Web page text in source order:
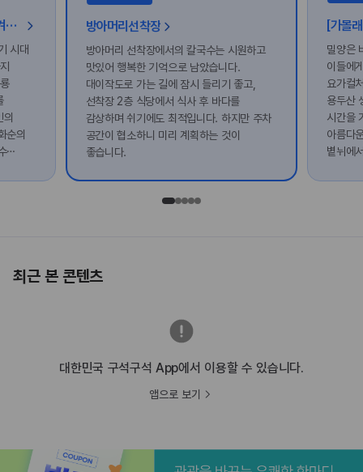
발자국에서 돌부처까지, 돌에 새겨진 화순의 시간
시대
순의
방아머리선착장
방아머리 선착장에서의 칼국수는 시원하고
맛있어 행복한 기억으로 남았습니다.
대이작도로 가는 길에 잠시 들리기 좋고,
선착장 2층 식당에서 식사 후 바다를
감상하며 쉬기에도 최적입니다. 하지만 주차
공간이 협소하니 미리 계획하는 것이
좋습니다.
밀양은
이들에
요가컬
용두산
시간을
아름다
볕뉘에
최근 본 콘텐츠
대한민국 구석구석 App에서 이용할 수 있습니다.
앱으로 보기